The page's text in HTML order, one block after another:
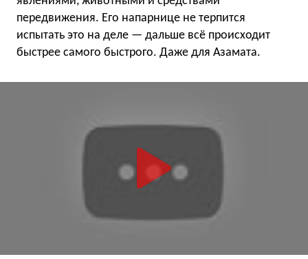
передвижения. Его напарнице не терпится
испытать это на деле — дальше всё происходит
быстрее самого быстрого. Даже для Азамата.